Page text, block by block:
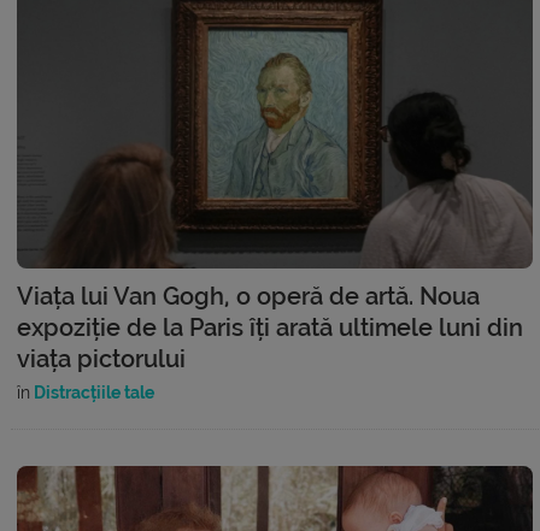
Viața lui Van Gogh, o operă de artă. Noua
expoziție de la Paris îți arată ultimele luni din
viața pictorului
în Distracțiile tale